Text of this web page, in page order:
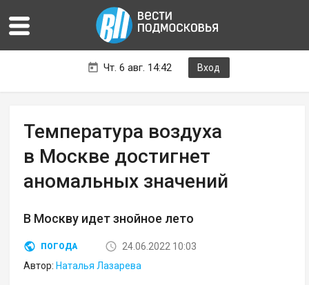
Чт. 6 авг. 14:42 Вход
Температура воздуха
в Москве достигнет
аномальных значений
В Москву идет знойное лето
ПОГОДА
24.06.2022 10:03
Автор: Наталья Лазарева